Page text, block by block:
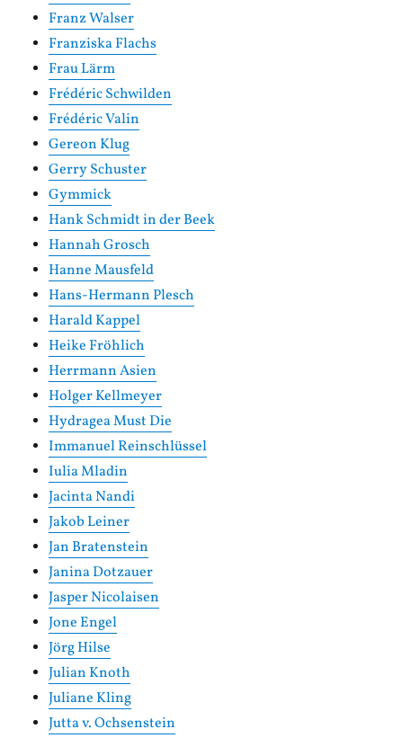
Franz Walser
Franziska Flachs
Frau Lärm
Frédéric Schwilden
Frédéric Valin
Gereon Klug
Gerry Schuster
Gymmick
Hank Schmidt in der Beek
Hannah Grosch
Hanne Mausfeld
Hans-Hermann Plesch
Harald Kappel
Heike Fröhlich
Herrmann Asien
Holger Kellmeyer
Hydragea Must Die
Immanuel Reinschlüssel
Iulia Mladin
Jacinta Nandi
Jakob Leiner
Jan Bratenstein
Janina Dotzauer
Jasper Nicolaisen
Jone Engel
Jörg Hilse
Julian Knoth
Juliane Kling
Jutta v. Ochsenstein